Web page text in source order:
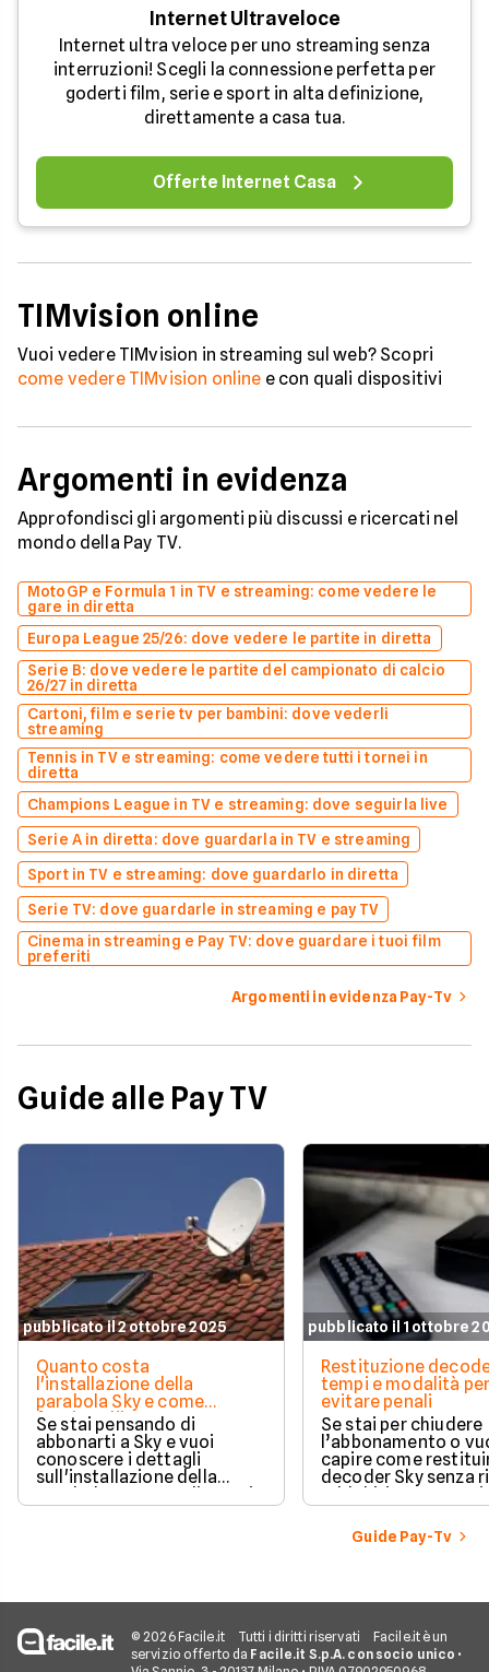
Internet Ultraveloce
Internet ultra veloce per uno streaming senza
interruzioni! Scegli la connessione perfetta per
goderti film, serie e sport in alta definizione,
direttamente a casa tua.
Offerte Internet Casa
TIMvision online
Vuoi vedere TIMvision in streaming sul web? Scopri
come vedere TIMvision online e con quali dispositivi
Argomenti in evidenza
Approfondisci gli argomenti più discussi e ricercati nel
mondo della Pay TV.
MotoGP e Formula 1 in TV e streaming: come vedere le
gare in diretta
Europa League 25/26: dove vedere le partite in diretta
Serie B: dove vedere le partite del campionato di calcio
26/27 in diretta
Cartoni, film e serie tv per bambini: dove vederli
streaming
Tennis in TV e streaming: come vedere tutti i tornei in
diretta
Champions League in TV e streaming: dove seguirla live
Serie A in diretta: dove guardarla in TV e streaming
Sport in TV e streaming: dove guardarlo in diretta
Serie TV: dove guardarle in streaming e pay TV
Cinema in streaming e Pay TV: dove guardare i tuoi film
preferiti
Argomenti in evidenza Pay-Tv
Guide alle Pay TV
pubblicato il 2 ottobre 2025
Quanto costa
l'installazione della
parabola Sky e come
funziona l'intervento
Se stai pensando di
abbonarti a Sky e vuoi
conoscere i dettagli
sull'installazione della
parabola, ecco quali sono i
costi associati
pubblicato il 1 ottobre
Restituzione
tempi e modalità
evitare penali
Se stai per chiudere
l’abbonamento o
capire come
decoder Sky senza
addebiti, questa
porta passo dopo
Guide Pay-Tv
© 2026 Facile.it Tutti i diritti riservati
Facile.it è un
servizio offerto da Facile.it S.p.A. con socio unico •